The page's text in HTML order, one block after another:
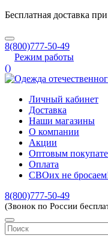
Бесплатная доставка
8(800)777-50-49
Режим работы
()
Личный кабинет
Доставка
Наши магазины
О компании
Акции
Оптовым
Оплата
СВОих не
8(800)777-50-49
(Звонок по России